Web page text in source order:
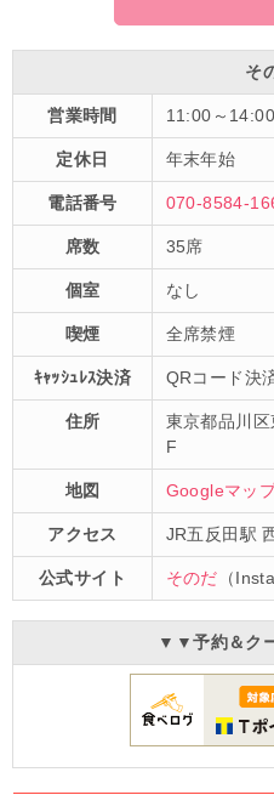
そ
営業時間 11:00～
定休日 年末年始
電話番号 070-8584-
席数 35席
個室 なし
喫煙 全席禁煙
ｷｬｯｼｭﾚｽ決済 QRコード決
住所
東京都品川
F
地図 Googleマッ
アクセス JR五反田駅
公式サイト そのだ （
▼▼予約＆ク